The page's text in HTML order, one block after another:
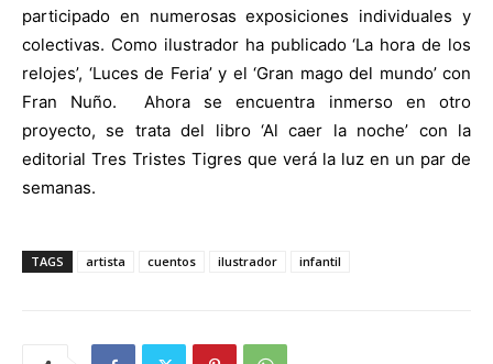
participado en numerosas exposiciones individuales y
colectivas. Como ilustrador ha publicado ‘La hora de los
relojes’, ‘Luces de Feria’ y el ‘Gran mago del mundo’ con
Fran Nuño.
Ahora se encuentra inmerso en otro
proyecto, se trata del libro ‘Al caer la noche’ con la
editorial Tres Tristes Tigres que verá la luz en un par de
semanas.
TAGS artista cuentos ilustrador infantil